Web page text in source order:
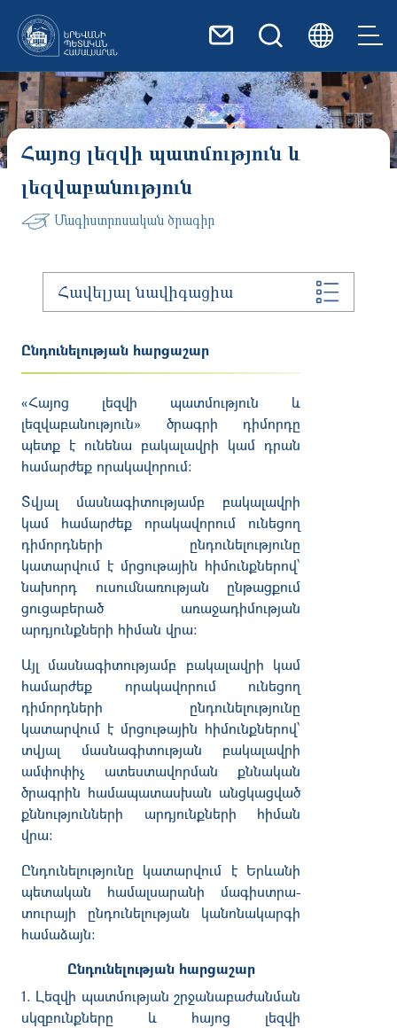
Հայոց լեզվի պատմություն և
լեզվաբանություն
Մագիստրոսական ծրագիր
Հավելյալ նավիգացիա
Ընդունելության հարցաշար
«Հայոց լեզվի պատմություն և
լեզվաբանություն» ծրագրի դիմորդը
պետք է ունենա բակալավրի կամ դրան
համարժեք որակավորում։
Տվյալ մասնագիտությամբ բակալավրի
կամ համարժեք որակավորում ունեցող
դիմորդների ընդունելությունը
կատարվում է մրցութային հիմունքներով՝
նախորդ ուսումնառության ընթացքում
ցուցաբերած առաջադիմության
արդյունքների հիման վրա։
Այլ մասնագիտությամբ բակալավրի կամ
համարժեք որակավորում ունեցող
դիմորդների ընդունելությունը
կատարվում է մրցութային հիմունքներով՝
տվյալ մասնագիտության բակալավրի
ամփոփիչ ատեստավորման քննական
ծրագրին համապատասխան անցկացված
քննությունների արդյունքների հիման
վրա։
Ընդունելությունը կատարվում է Երևանի
պետական համալսարանի մագիստրա­
տուրայի ընդունելության կանոնակարգի
համաձայն։
Ընդունելության հարցաշար
1. Լեզվի պատմության շրջանաբաժանման
սկզբունքները և հայոց լեզվի